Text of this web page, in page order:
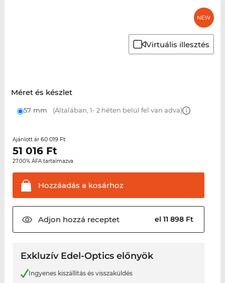
Virtuális illesztés
Méret és készlet
57 mm (Általában, 1- 2 héten belül fel van adva)
Ajánlott ár 60 019 Ft
51 016Ft
27.00% ÁFA tartalmazva
Hozzáadás a kosárhoz
Adjon hozzá receptet el 11 898 Ft
Exkluzív Edel-Optics előnyök
Ingyenes kiszállítás és visszaküldés